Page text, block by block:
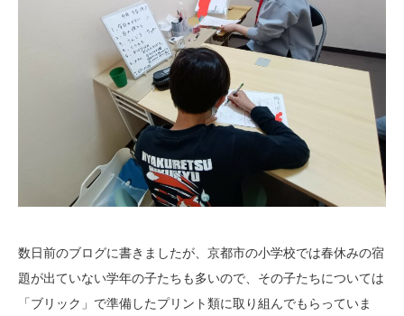
数日前のブログに書きましたが、京都市の小学校では春休みの宿
題が出ていない学年の子たちも多いので、その子たちについては
「ブリック」で準備したプリント類に取り組んでもらっていま